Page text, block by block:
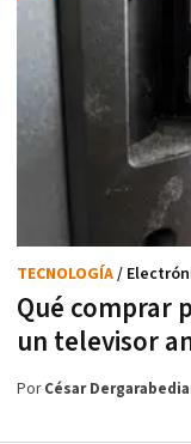
Qué comprar
un televisor
TECNOLOGÍA/
PorCésar